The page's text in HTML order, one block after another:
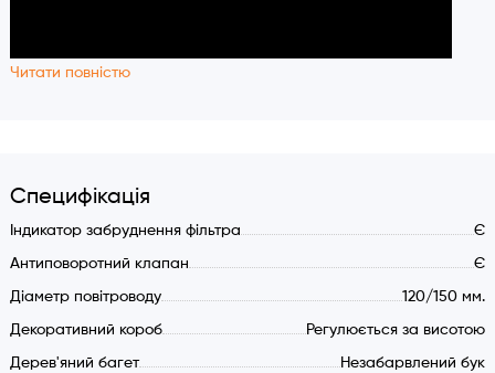
Читати повністю
Специфікація
Індикатор забруднення фільтра Є
Антиповоротний клапан Є
Діаметр повітроводу 120/150 мм.
Декоративний короб Регулюється за висотою
Дерев'яний багет Незабарвлений бук